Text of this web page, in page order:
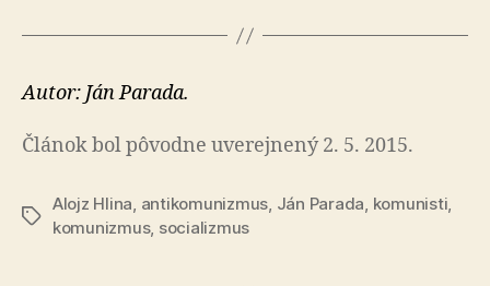
Autor: Ján Parada.
Článok bol pôvodne uverejnený 2. 5. 2015.
Značky
Alojz Hlina antikomunizmus Ján Parada komunisti
komunizmus, socializmus